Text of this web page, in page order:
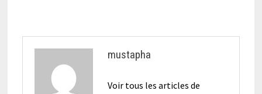
mustapha
Voir tous les articles de